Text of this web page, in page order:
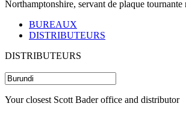
Northamptonshire, servant de plaque tournante
BUREAUX
DISTRIBUTEURS
DISTRIBUTEURS
Your closest Scott Bader office and distributor